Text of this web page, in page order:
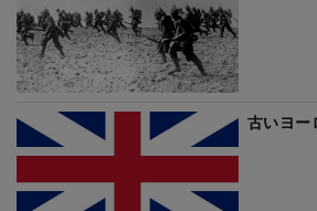
古いヨー